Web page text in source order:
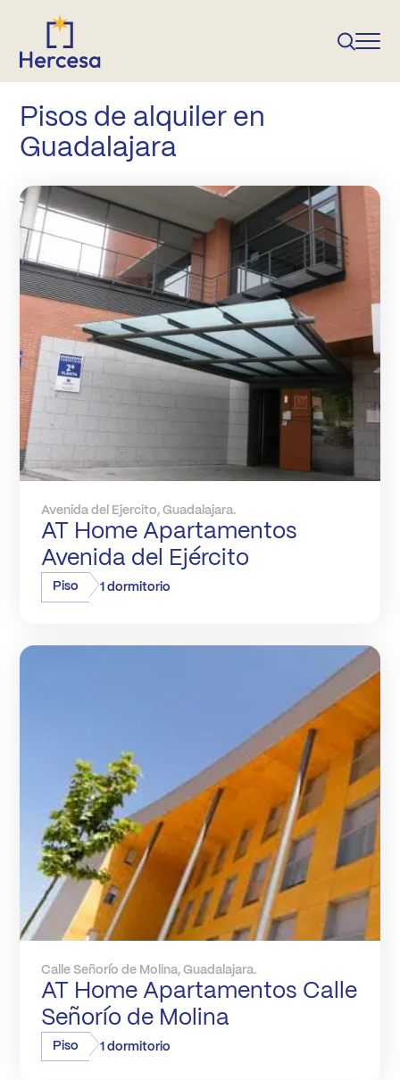
Pisos de alquiler en
Guadalajara
Avenida del Ejercito, Guadalajara.
AT Home Apartamentos
Avenida del Ejército
Piso 1 dormitorio
Calle Señorío de Molina, Guadalajara.
AT Home Apartamentos Calle
Señorío de Molina
Piso 1 dormitorio